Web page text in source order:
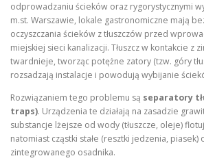
odprowadzaniu ścieków oraz rygorystycznymi
m.st. Warszawie, lokale gastronomiczne mają
oczyszczania ścieków z tłuszczów przed
miejskiej sieci kanalizacji. Tłuszcz w kontakcie z
twardnieje, tworząc potężne zatory (tzw. góry
rozsadzają instalacje i powodują wybijanie
Rozwiązaniem tego problemu są separatory
traps). Urządzenia te działają na zasadzie
substancje lżejsze od wody (tłuszcze, oleje)
natomiast cząstki stałe (resztki jedzenia,
zintegrowanego osadnika.